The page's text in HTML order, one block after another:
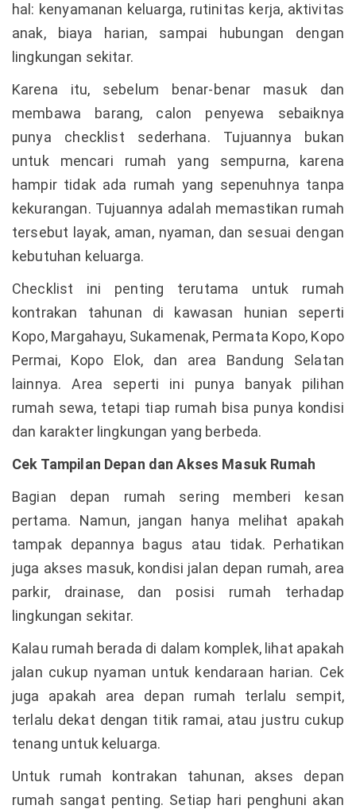
hal: kenyamanan keluarga, rutinitas kerja, aktivitas
anak, biaya harian, sampai hubungan dengan
lingkungan sekitar.
Karena itu, sebelum benar-benar masuk dan
membawa barang, calon penyewa sebaiknya
punya checklist sederhana. Tujuannya bukan
untuk mencari rumah yang sempurna, karena
hampir tidak ada rumah yang sepenuhnya tanpa
kekurangan. Tujuannya adalah memastikan rumah
tersebut layak, aman, nyaman, dan sesuai dengan
kebutuhan keluarga.
Checklist ini penting terutama untuk rumah
kontrakan tahunan di kawasan hunian seperti
Kopo, Margahayu, Sukamenak, Permata Kopo, Kopo
Permai, Kopo Elok, dan area Bandung Selatan
lainnya. Area seperti ini punya banyak pilihan
rumah sewa, tetapi tiap rumah bisa punya kondisi
dan karakter lingkungan yang berbeda.
Cek Tampilan Depan dan Akses Masuk Rumah
Bagian depan rumah sering memberi kesan
pertama. Namun, jangan hanya melihat apakah
tampak depannya bagus atau tidak. Perhatikan
juga akses masuk, kondisi jalan depan rumah, area
parkir, drainase, dan posisi rumah terhadap
lingkungan sekitar.
Kalau rumah berada di dalam komplek, lihat apakah
jalan cukup nyaman untuk kendaraan harian. Cek
juga apakah area depan rumah terlalu sempit,
terlalu dekat dengan titik ramai, atau justru cukup
tenang untuk keluarga.
Untuk rumah kontrakan tahunan, akses depan
rumah sangat penting. Setiap hari penghuni akan